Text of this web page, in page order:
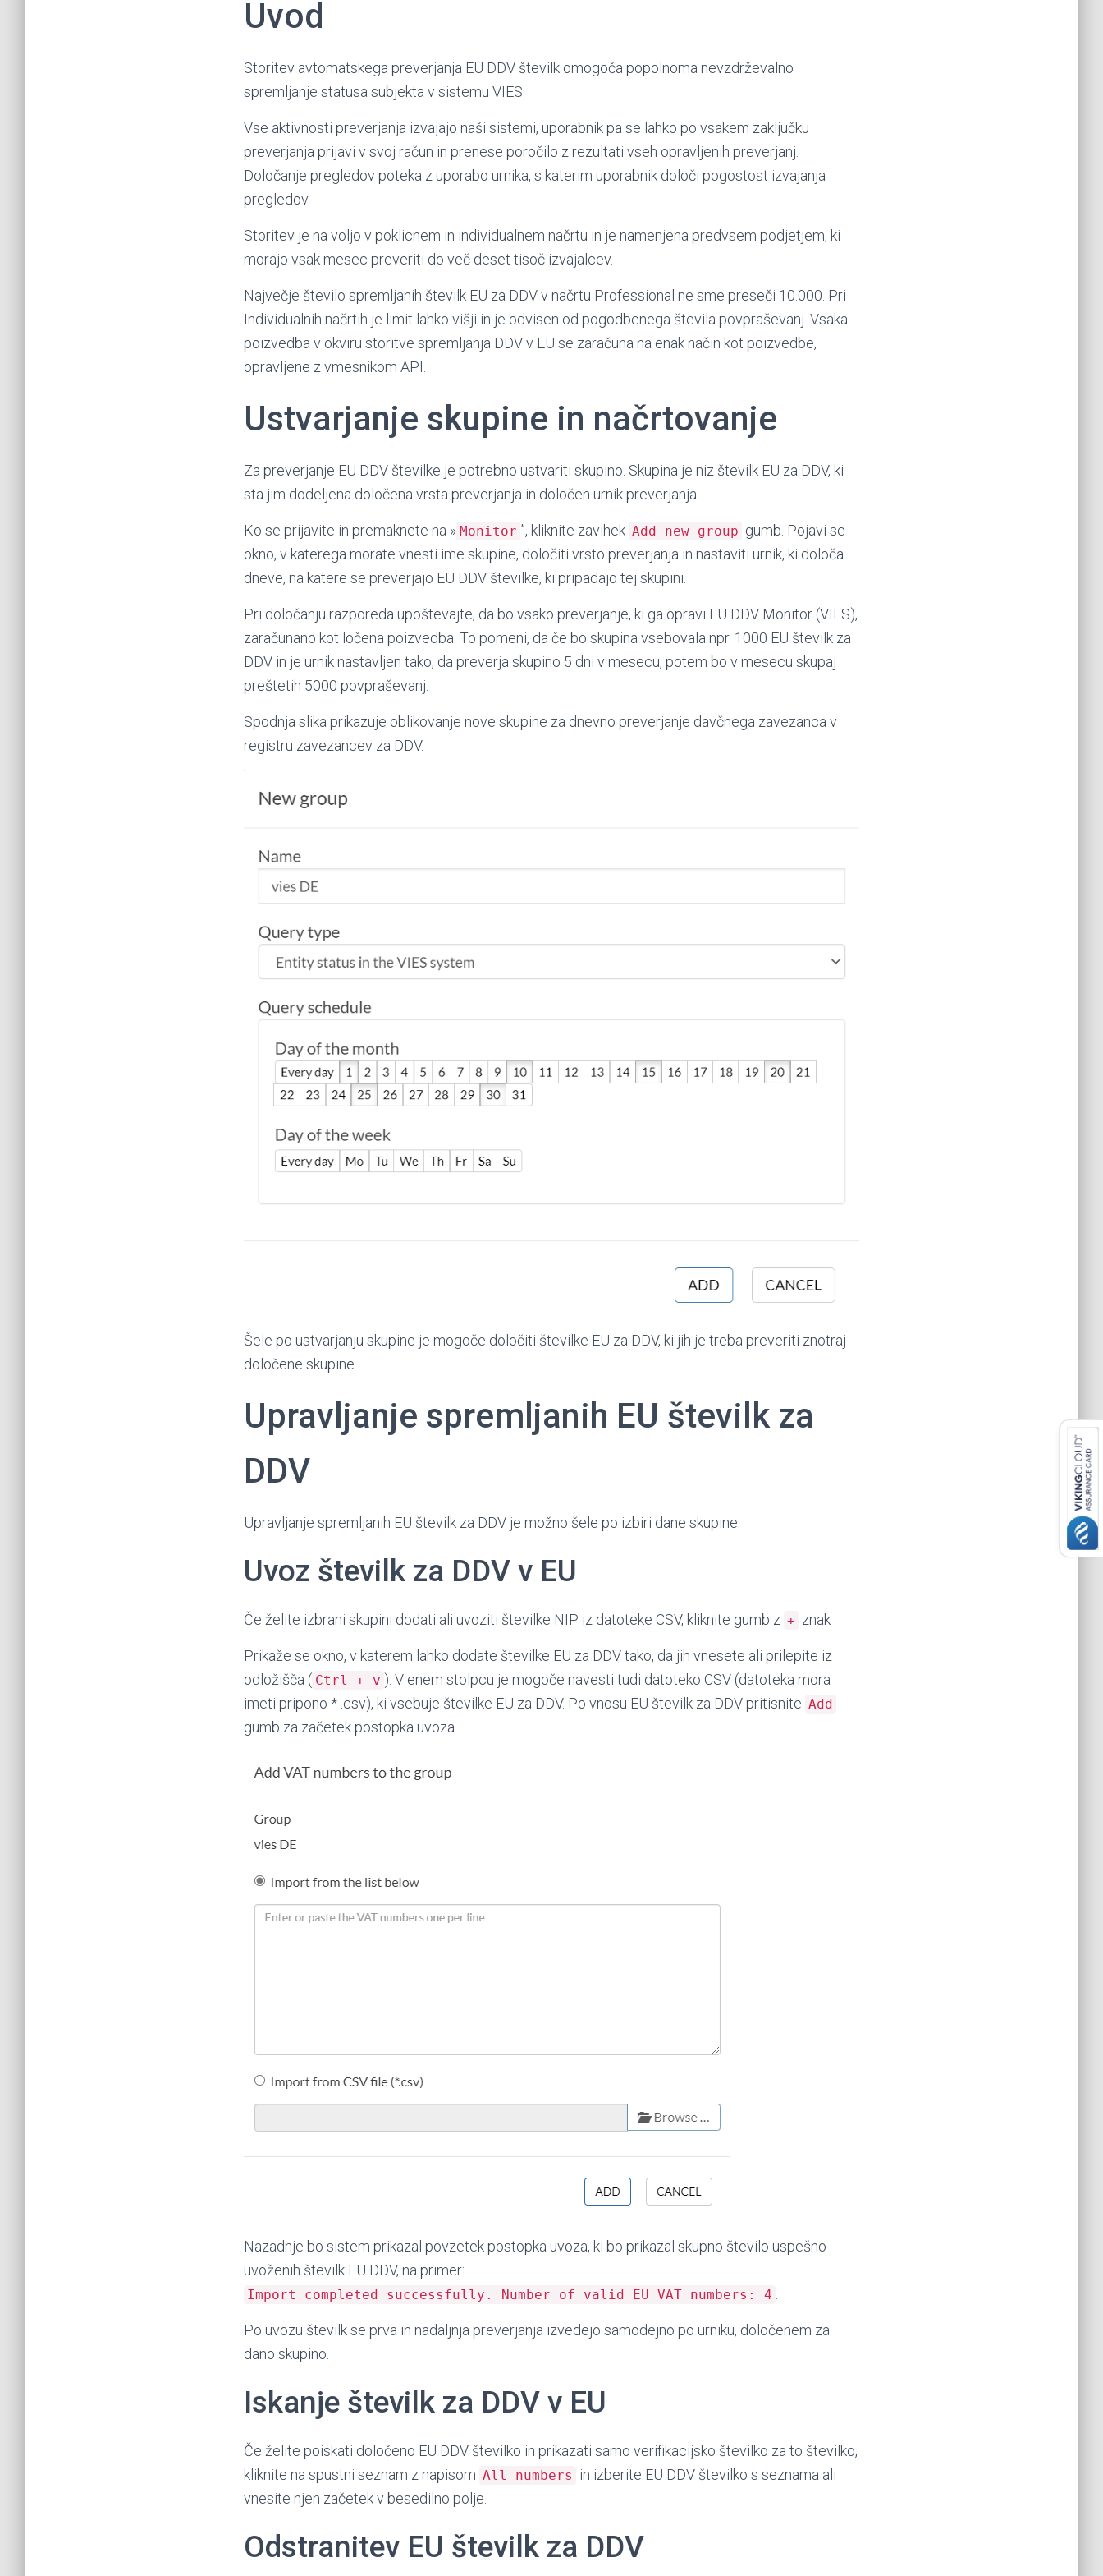
Uvod
Storitev avtomatskega preverjanja EU DDV številk omogoča popolnoma nevzdrževalno
spremljanje statusa subjekta v sistemu VIES.
Vse aktivnosti preverjanja izvajajo naši sistemi, uporabnik pa se lahko po vsakem zaključku
preverjanja prijavi v svoj račun in prenese poročilo z rezultati vseh opravljenih preverjanj.
Določanje pregledov poteka z uporabo urnika, s katerim uporabnik določi pogostost izvajanja
pregledov.
Storitev je na voljo v poklicnem in individualnem načrtu in je namenjena predvsem podjetjem, ki
morajo vsak mesec preveriti do več deset tisoč izvajalcev.
Največje število spremljanih številk EU za DDV v načrtu Professional ne sme preseči 10.000. Pri
Individualnih načrtih je limit lahko višji in je odvisen od pogodbenega števila povpraševanj. Vsaka
poizvedba v okviru storitve spremljanja DDV v EU se zaračuna na enak način kot poizvedbe,
opravljene z vmesnikom API.
Ustvarjanje skupine in načrtovanje
Za preverjanje EU DDV številke je potrebno ustvariti skupino. Skupina je niz številk EU za DDV, ki
sta jim dodeljena določena vrsta preverjanja in določen urnik preverjanja.
Ko se prijavite in premaknete na » Monitor ”, kliknite zavihek Add new group gumb. Pojavi se
okno, v katerega morate vnesti ime skupine, določiti vrsto preverjanja in nastaviti urnik, ki določa
dneve, na katere se preverjajo EU DDV številke, ki pripadajo tej skupini.
Pri določanju razporeda upoštevajte, da bo vsako preverjanje, ki ga opravi EU DDV Monitor (VIES),
zaračunano kot ločena poizvedba. To pomeni, da če bo skupina vsebovala npr. 1000 EU številk za
DDV in je urnik nastavljen tako, da preverja skupino 5 dni v mesecu, potem bo v mesecu skupaj
preštetih 5000 povpraševanj.
Spodnja slika prikazuje oblikovanje nove skupine za dnevno preverjanje davčnega zavezanca v
registru zavezancev za DDV.
Šele po ustvarjanju skupine je mogoče določiti številke EU za DDV, ki jih je treba preveriti znotraj
določene skupine.
Upravljanje spremljanih EU številk za
DDV
Upravljanje spremljanih EU številk za DDV je možno šele po izbiri dane skupine.
Uvoz številk za DDV v EU
Če želite izbrani skupini dodati ali uvoziti številke NIP iz datoteke CSV, kliknite gumb z + znak
Prikaže se okno, v katerem lahko dodate številke EU za DDV tako, da jih vnesete ali prilepite iz
odložišča ( Ctrl + v ). V enem stolpcu je mogoče navesti tudi datoteko CSV (datoteka mora
imeti pripono * .csv), ki vsebuje številke EU za DDV. Po vnosu EU številk za DDV pritisnite Add
gumb za začetek postopka uvoza.
Nazadnje bo sistem prikazal povzetek postopka uvoza, ki bo prikazal skupno število uspešno
uvoženih številk EU DDV, na primer:
Import completed successfully. Number of valid EU VAT numbers: 4 .
Po uvozu številk se prva in nadaljnja preverjanja izvedejo samodejno po urniku, določenem za
dano skupino.
Iskanje številk za DDV v EU
Če želite poiskati določeno EU DDV številko in prikazati samo verifikacijsko številko za to številko,
kliknite na spustni seznam z napisom All numbers
in izberite EU DDV številko s seznama ali
vnesite njen začetek v besedilno polje.
Odstranitev EU številk za DDV